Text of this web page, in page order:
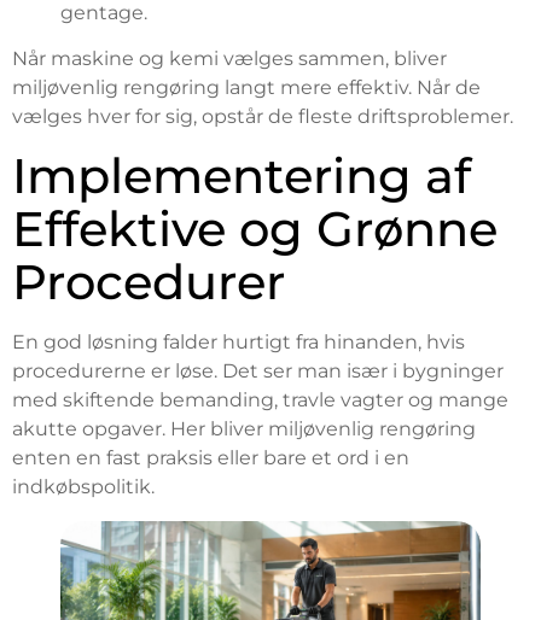
gentage.
Når maskine og kemi vælges sammen, bliver
miljøvenlig rengøring langt mere effektiv. Når de
vælges hver for sig, opstår de fleste driftsproblemer.
Implementering af
Effektive og Grønne
Procedurer
En god løsning falder hurtigt fra hinanden, hvis
procedurerne er løse. Det ser man især i bygninger
med skiftende bemanding, travle vagter og mange
akutte opgaver. Her bliver miljøvenlig rengøring
enten en fast praksis eller bare et ord i en
indkøbspolitik.